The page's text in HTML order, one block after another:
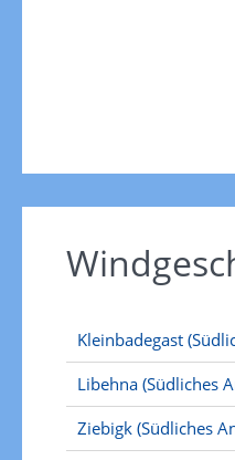
Kleinbadegast
Libehna (Südliches
Ziebigk (Südliches